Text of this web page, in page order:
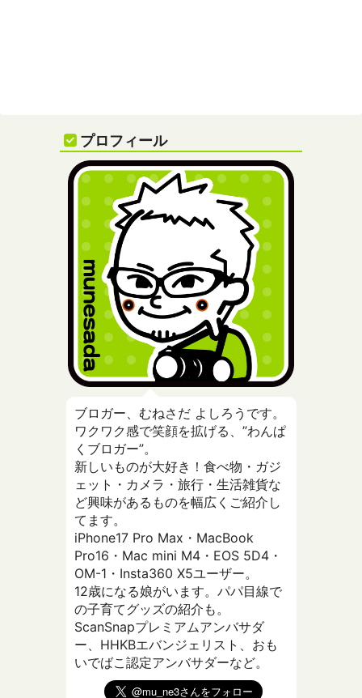
プロフィール
ブロガー、むねさだ よしろうです。
ワクワク感で笑顔を拡げる、”わんぱ
くブロガー”。
新しいものが大好き！食べ物・ガジ
ェット・カメラ・旅行・生活雑貨な
ど興味があるものを幅広くご紹介し
てます。
iPhone17 Pro Max・MacBook
Pro16・Mac mini M4・EOS 5D4・
OM-1・Insta360 X5ユーザー。
12歳になる娘がいます。パパ目線で
の子育てグッズの紹介も。
ScanSnapプレミアムアンバサダ
ー、HHKBエバンジェリスト、おも
いでばこ認定アンバサダーなど。